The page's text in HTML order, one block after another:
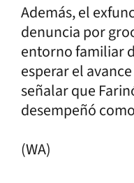
Además, el
denuncia por
entorno familiar
esperar el
señalar que
desempeñó
(WA)